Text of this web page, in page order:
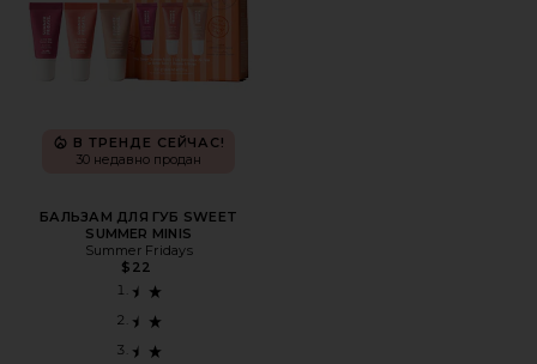
В ТРЕНДЕ СЕЙЧАС!
30 недавно продан
БАЛЬЗАМ ДЛЯ ГУБ SWEET
SUMMER MINIS
Summer Fridays
$22